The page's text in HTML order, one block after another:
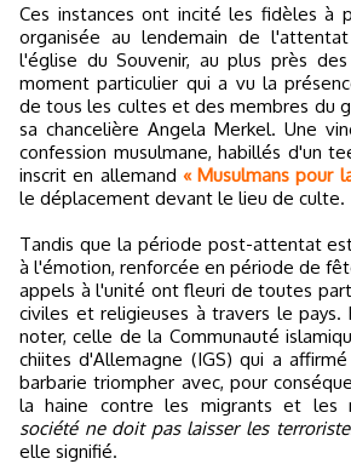
Ces instances ont incité les fidèles à
organisée au lendemain de
l'église du Souvenir, au plus près
moment particulier qui a vu la
de tous les cultes et des membres du
sa chancelière Angela Merkel. Une
confession musulmane, habillés d'un
inscrit en allemand « Musulmans pour
le déplacement devant le lieu de culte.
Tandis que la période post-attentat
à l'émotion, renforcée en période de
appels à l'unité ont fleuri de toutes
civiles et religieuses à travers le pays.
noter, celle de la Communauté
chiites d'Allemagne (IGS) qui a
barbarie triompher avec, pour
la haine contre les migrants et les
société ne doit pas laisser les
elle signifié.